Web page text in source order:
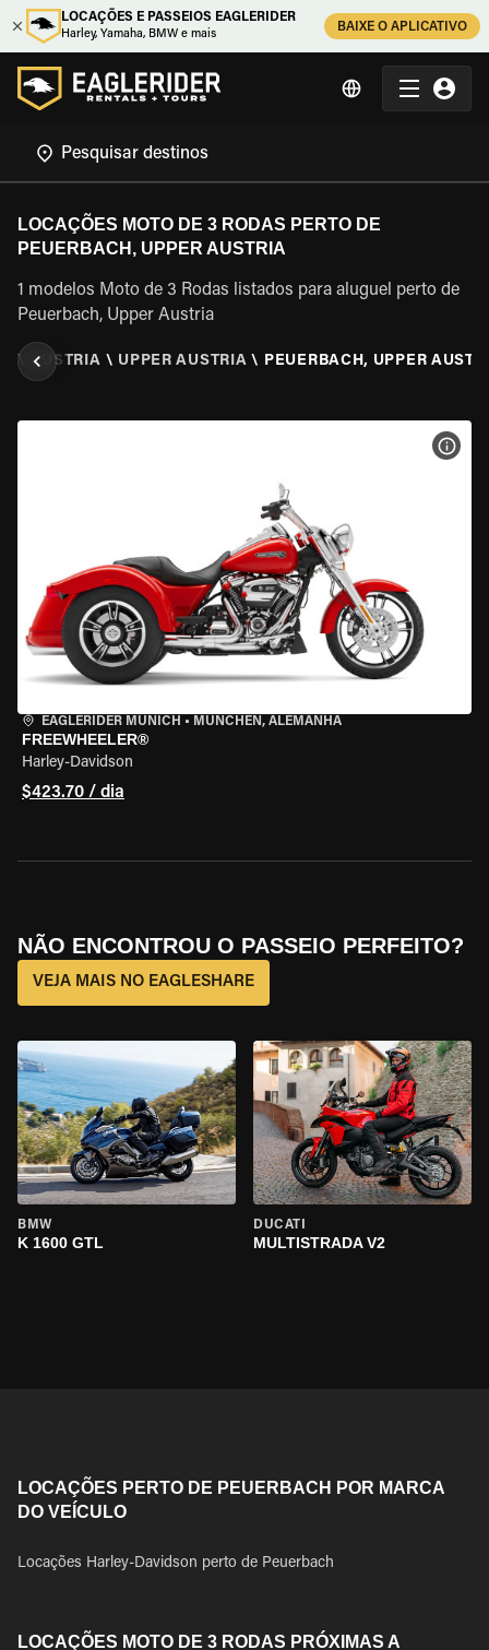
LOCAÇÕES E PASSEIOS EAGLERIDER
Harley, Yamaha, BMW e mais
BAIXE O APLICATIVO
LOCAÇÕES MOTO DE 3 RODAS PERTO DE
PEUERBACH, UPPER AUSTRIA
1 modelos Moto de 3 Rodas listados para aluguel perto de
Peuerbach, Upper Austria
\ AUSTRIA \ UPPER AUSTRIA \ PEUERBACH, UPPER
EAGLERIDER MUNICH • MÜNCHEN, ALEMANHA
FREEWHEELER®
Harley-Davidson
$423.70 / dia
VER
NÃO ENCONTROU O PASSEIO PERFEITO?
VEJA MAIS NO EAGLESHARE
BMW
K 1600 GTL
DUCATI
MULTISTRADA V2
LOCAÇÕES PERTO DE PEUERBACH POR MARCA
DO VEÍCULO
Locações Harley-Davidson perto de Peuerbach
LOCAÇÕES MOTO DE 3 RODAS PRÓXIMAS A